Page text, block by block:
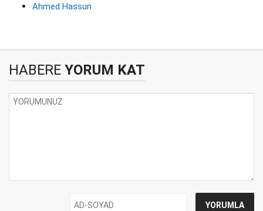
Ahmed Hassun
HABERE YORUM KAT